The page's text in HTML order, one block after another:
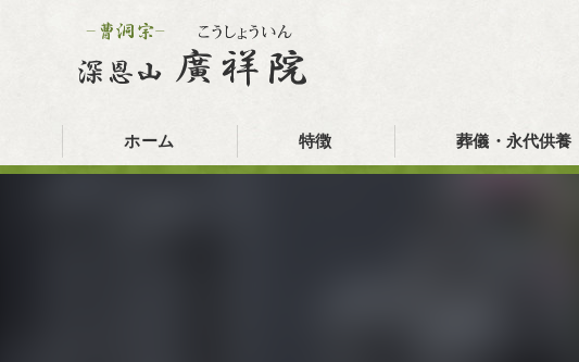
ホーム 特徴 葬儀・永代供養